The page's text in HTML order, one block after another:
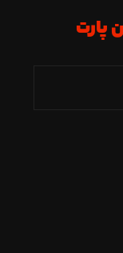
پارت